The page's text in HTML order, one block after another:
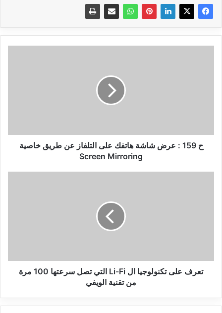
عن
طريق
ح 159 : عرض شاشة هاتفك على التلفاز عن طريق خاصية
Screen Mirroring
سرعتها
تعرف على تكنولوجيا ال Li-Fi التي تصل سرعتها 100 مرة
من تقنية الويفي